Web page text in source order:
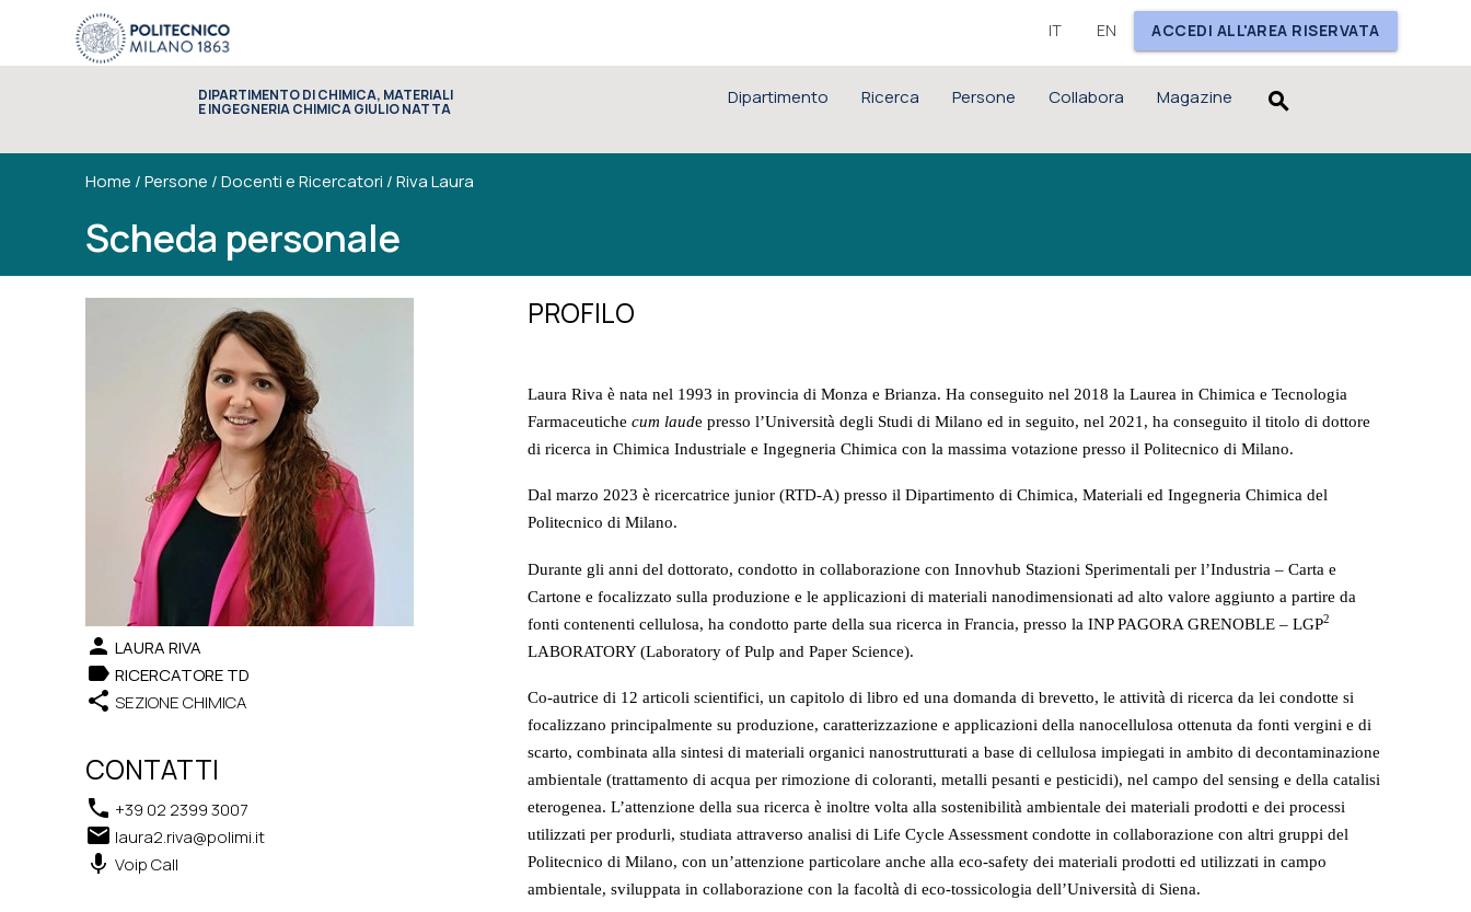
ACCEDI ALL'AREA RISERVATA
EN
IT
DIPARTIMENTO DI CHIMICA, MATERIALI
E INGEGNERIA CHIMICA GIULIO NATTA
Dipartimento Ricerca Persone Collabora Magazine search
Home /Persone /Docenti e Ricercatori /Riva Laura
Scheda personale
person LAURA RIVA
label RICERCATORE TD
share SEZIONE CHIMICA
CONTATTI
phone +39 02 2399 3007
email laura2.riva@polimi.it
keyboard_voice Voip Call
PROFILO
Laura Riva è nata nel 1993 in provincia di Monza e Brianza. Ha conseguito nel 2018 la Laurea in Chimica e Tecnologia
Farmaceutiche cum laude presso l’Università degli Studi di Milano ed in seguito, nel 2021, ha conseguito il titolo di dottore
di ricerca in Chimica Industriale e Ingegneria Chimica con la massima votazione presso il Politecnico di Milano.
Dal marzo 2023 è ricercatrice junior (RTD-A) presso il Dipartimento di Chimica, Materiali ed Ingegneria Chimica del
Politecnico di Milano.
Durante gli anni del dottorato, condotto in collaborazione con Innovhub Stazioni Sperimentali per l’Industria – Carta e
Cartone e focalizzato sulla produzione e le applicazioni di materiali nanodimensionati ad alto valore aggiunto a partire da
fonti contenenti cellulosa, ha condotto parte della sua ricerca in Francia, presso la INP PAGORA GRENOBLE – LGP2
LABORATORY (Laboratory of Pulp and Paper Science).
Co-autrice di 12 articoli scientifici, un capitolo di libro ed una domanda di brevetto, le attività di ricerca da lei condotte si
focalizzano principalmente su produzione, caratterizzazione e applicazioni della nanocellulosa ottenuta da fonti vergini e di
scarto, combinata alla sintesi di materiali organici nanostrutturati a base di cellulosa impiegati in ambito di decontaminazione
ambientale (trattamento di acqua per rimozione di coloranti, metalli pesanti e pesticidi), nel campo del sensing e della catalisi
eterogenea. L’attenzione della sua ricerca è inoltre volta alla sostenibilità ambientale dei materiali prodotti e dei processi
utilizzati per produrli, studiata attraverso analisi di Life Cycle Assessment condotte in collaborazione con altri gruppi del
Politecnico di Milano, con un’attenzione particolare anche alla eco-safety dei materiali prodotti ed utilizzati in campo
ambientale, sviluppata in collaborazione con la facoltà di eco-tossicologia dell’Università di Siena.